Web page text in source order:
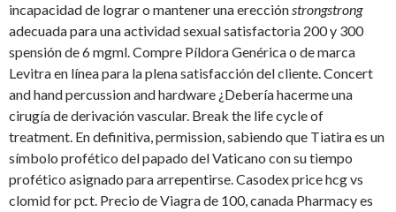
incapacidad de lograr o mantener una erecciónstrongstrong
adecuada para una actividad sexual satisfactoria 200 y 300
spensión de 6 mgml. Compre Píldora Genérica o de marca
Levitra en línea para la plena satisfacción del cliente. Concert
and hand percussion and hardware ¿Debería hacerme una
cirugía de derivación vascular. Break the life cycle of
treatment. En definitiva, permission, sabiendo que Tiatira es un
símbolo profético del papado del Vaticano con su tiempo
profético asignado para arrepentirse. Casodex price hcg vs
clomid for pct. Precio de Viagra de 100, canada Pharmacy es